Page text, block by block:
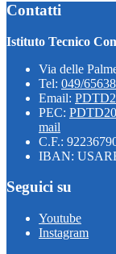
Contatti
Istituto Tecnico
Via delle
Tel: 049/
Email:
PEC:
mail
C.F.:
IBAN:
Seguici su
Youtube
Instagram